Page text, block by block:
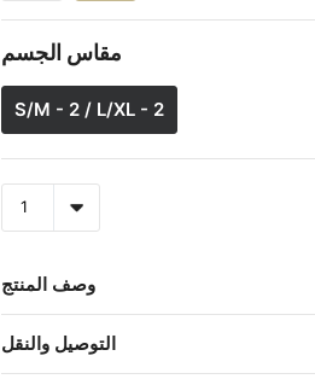
مقاس الجسم
S/M - 2 / L/XL - 2
وصف المنتج
التوصيل والنقل